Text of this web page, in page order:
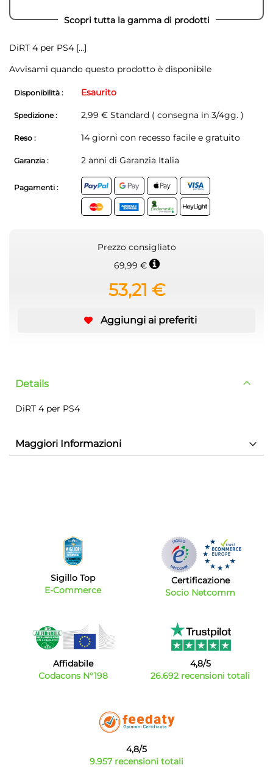
Scopri tutta la gamma di prodotti
DiRT 4 per PS4 [...]
Avvisami quando questo prodotto è disponibile
Disponibilità : Esaurito
Spedizione : 2,99 € Standard ( consegna in 3/4gg. )
Reso : 14 giorni con recesso facile e gratuito
Garanzia : 2 anni di Garanzia Italia
Pagamenti :
Prezzo consigliato
69,99 €
53,21 €
Aggiungi ai preferiti
Details
DiRT 4 per PS4
Maggiori Informazioni
Sigillo Top
E-Commerce
Certificazione
Socio Netcomm
Affidabile
Codacons N°198
4,8/5
26.692 recensioni totali
4,8/5
9.957 recensioni totali